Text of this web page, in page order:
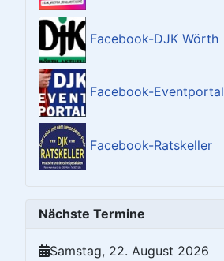
Facebook-DJK Wörth
Facebook-Eventportal
Facebook-Ratskeller
Nächste Termine
Samstag, 22. August 2026